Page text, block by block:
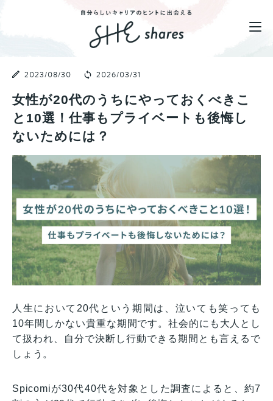
2023/08/30 2026/03/31
女性が20代のうちにやっておくべきこ
と10選！仕事もプライベートも後悔し
ないためには？
人生において20代という期間は、泣いても笑っても
10年間しかない貴重な期間です。社会的にも大人とし
て扱われ、自分で決断し行動できる期間とも言えるで
しょう。
Spicomiが30代40代を対象とした調査によると、約7